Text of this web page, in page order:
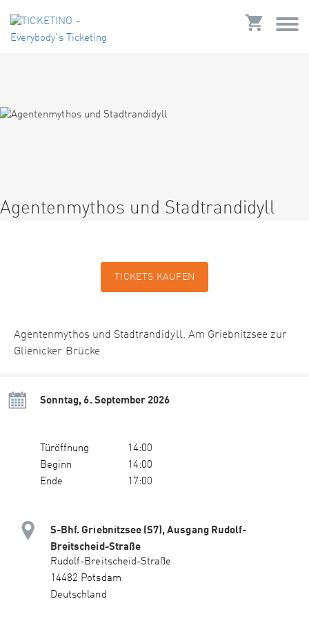
Agentenmythos und Stadtrandidyll
TICKETS KAUFEN
Agentenmythos und Stadtrandidyll. Am Griebnitzsee zur
Glienicker Brücke
Sonntag, 6. September 2026
Türöffnung
14:00
Beginn
14:00
Ende
17:00
S-Bhf. Griebnitzsee (S7), Ausgang Rudolf-
Breitscheid-Straße
Rudolf-Breitscheid-Straße
14482 Potsdam
Deutschland